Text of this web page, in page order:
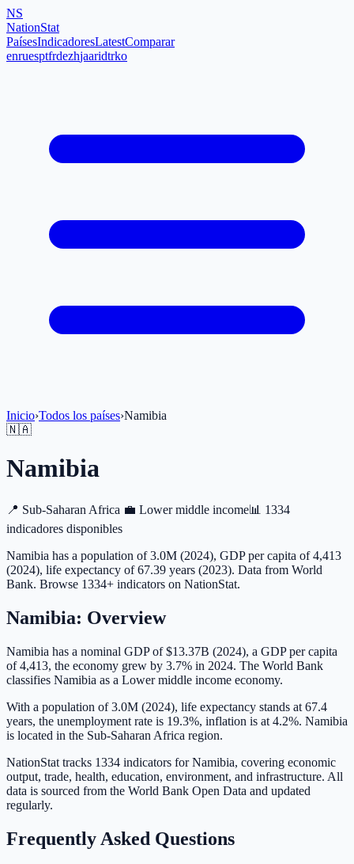
NS
NationStat
PaísesIndicadoresLatestComparar
enruesptfrdezhjaaridtrko
Inicio›Todos los países›Namibia
🇳🇦
Namibia
📍 Sub-Saharan Africa 💼 Lower middle income 📊 1334
indicadores disponibles
Namibia has a population of 3.0M (2024), GDP per capita of 4,413
(2024), life expectancy of 67.39 years (2023). Data from World
Bank. Browse 1334+ indicators on NationStat.
Namibia: Overview
Namibia has a nominal GDP of $13.37B (2024), a GDP per capita
of 4,413, the economy grew by 3.7% in 2024. The World Bank
classifies Namibia as a Lower middle income economy.
With a population of 3.0M (2024), life expectancy stands at 67.4
years, the unemployment rate is 19.3%, inflation is at 4.2%. Namibia
is located in the Sub-Saharan Africa region.
NationStat tracks 1334 indicators for Namibia, covering economic
output, trade, health, education, environment, and infrastructure. All
data is sourced from the World Bank Open Data and updated
regularly.
Frequently Asked Questions